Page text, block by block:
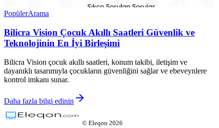
PopülerArama
Bilicra Vision Çocuk Akıllı Saatleri Güvenlik ve
Teknolojinin En İyi Birleşimi
Bilicra Vision çocuk akıllı saatleri, konum takibi, iletişim ve
dayanıklı tasarımıyla çocukların güvenliğini sağlar ve ebeveynlere
kontrol imkanı sunar.
Daha fazla bilgi edinin
© Eleqon 2026